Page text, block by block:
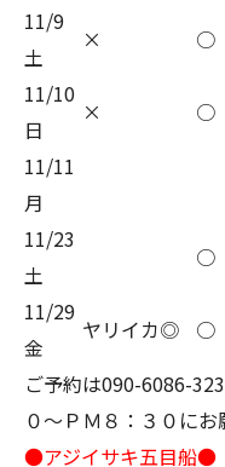
11/9
土
× ○
11/10
日
× ○
11/11
月
11/23
土
○
11/29
金
ヤリイカ◎ ○
ご予約は090-6086-
０～ＰＭ８：３０にお
●アジイサキ五目船●